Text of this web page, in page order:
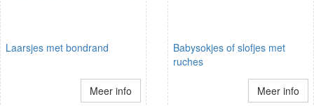
Laarsjes met bondrand
Meer info
Babysokjes of slofjes met
ruches
Meer info